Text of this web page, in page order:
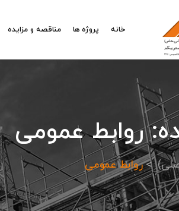
خانه پروژه ها مناقصه و مزایده
روابط عمومی
روابط عمومی